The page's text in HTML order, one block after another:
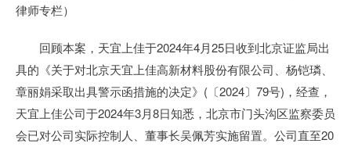
律师专栏）
回顾本案，天宜上佳于2024年4月25日收到北京证监局出
具的《关于对北京天宜上佳高新材料股份有限公司、杨铠璘、
章丽娟采取出具警示函措施的决定》(〔2024〕79号)，经查，
天宜上佳公司于2024年3月8日知悉，北京市门头沟区监察委员
会已对公司实际控制人、董事长吴佩芳实施留置。公司直至20